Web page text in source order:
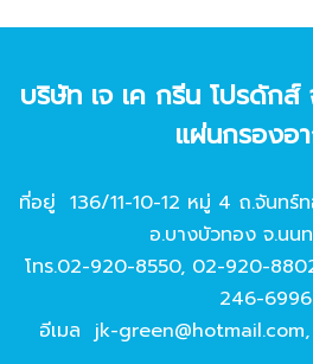
บริษัท เจ เค กรีน โปรดัก
แผ่นกรองอ
ที่อยู่ 136/11-10-12 หมู่ 4 ถ.จันทร์
อ.บางบัวทอง จ.นนท
โทร.02-920-8550, 02-920-
246-6996
อีเมล jk-green@hotmail.com,